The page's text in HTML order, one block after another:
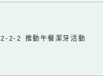
2-2-2 推動午餐潔牙活動